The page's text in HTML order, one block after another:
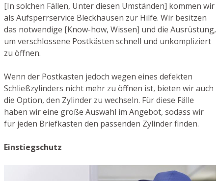
[In solchen Fällen, Unter diesen Umständen] kommen wir
als Aufsperrservice Bleckhausen zur Hilfe. Wir besitzen
das notwendige [Know-how, Wissen] und die Ausrüstung,
um verschlossene Postkästen schnell und unkompliziert
zu öffnen.
Wenn der Postkasten jedoch wegen eines defekten
Schließzylinders nicht mehr zu öffnen ist, bieten wir auch
die Option, den Zylinder zu wechseln. Für diese Fälle
haben wir eine große Auswahl im Angebot, sodass wir
für jeden Briefkasten den passenden Zylinder finden.
Einstiegschutz